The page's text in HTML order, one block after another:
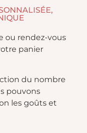
ou rendez-vous
panier
du nombre
pouvons
les goûts et